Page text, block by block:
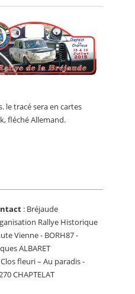
le tracé sera en cartes
fléché Allemand.
: Bréjaude
Rallye Historique
Vienne - BORH87 -
ALBARET
fleuri – Au paradis -
CHAPTELAT